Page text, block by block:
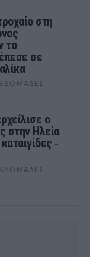
στη
το
σε
ο
στην Ηλεία
‑